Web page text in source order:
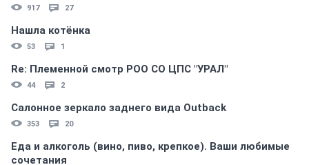
917 27
Нашла котёнка
53 1
Re: Племеннoй смoтр РOO CO ЦПС "УРАЛ"
44 2
Салонное зеркало заднего вида Outback
353 20
Еда и алкоголь (вино, пиво, крепкое). Ваши любимые
сочетания